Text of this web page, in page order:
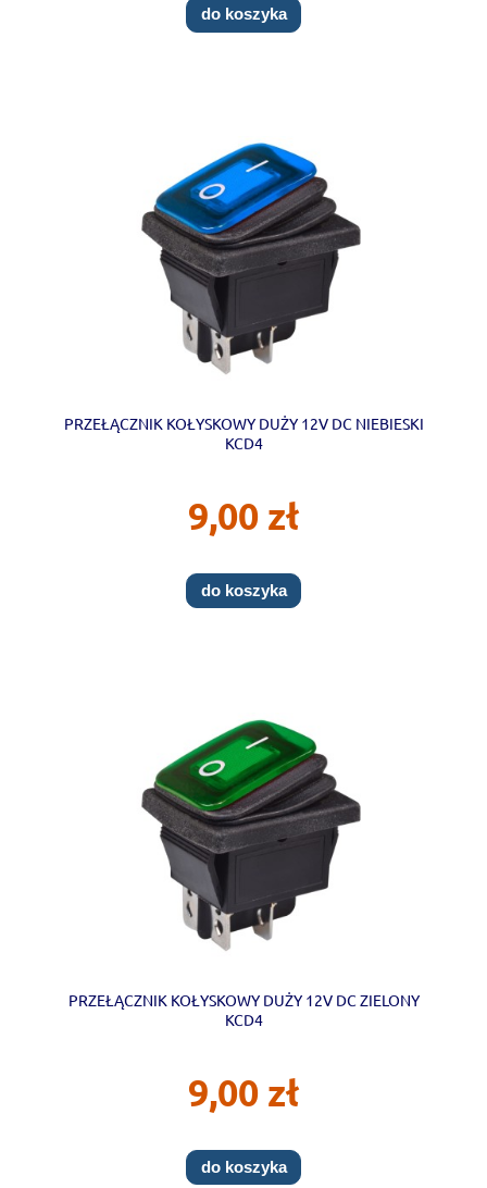
do koszyka
PRZEŁĄCZNIK KOŁYSKOWY DUŻY 12V DC NIEBIESKI
KCD4
9,00 zł
do koszyka
PRZEŁĄCZNIK KOŁYSKOWY DUŻY 12V DC ZIELONY
KCD4
9,00 zł
do koszyka